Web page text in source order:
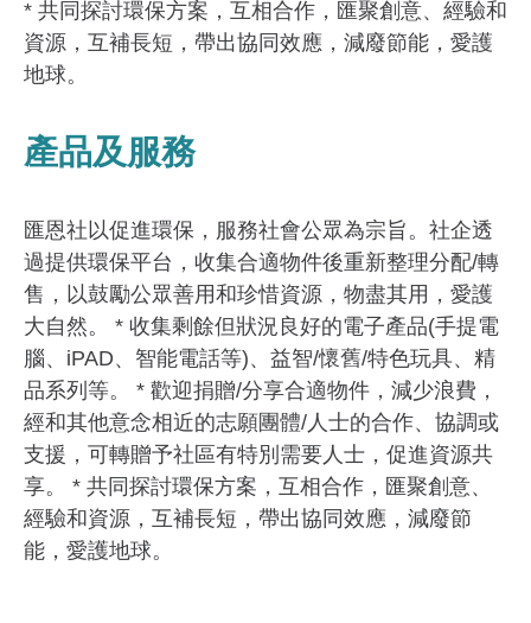
* 共同探討環保方案，互相合作，匯聚創意、經驗和
資源，互補長短，帶出協同效應，減廢節能，愛護
地球。
產品及服務
匯恩社以促進環保，服務社會公眾為宗旨。社企透
過提供環保平台，收集合適物件後重新整理分配/轉
售，以鼓勵公眾善用和珍惜資源，物盡其用，愛護
大自然。 * 收集剩餘但狀況良好的電子產品(手提電
腦、iPAD、智能電話等)、益智/懷舊/特色玩具、精
品系列等。 * 歡迎捐贈/分享合適物件，減少浪費，
經和其他意念相近的志願團體/人士的合作、協調或
支援，可轉贈予社區有特別需要人士，促進資源共
享。 * 共同探討環保方案，互相合作，匯聚創意、
經驗和資源，互補長短，帶出協同效應，減廢節
能，愛護地球。